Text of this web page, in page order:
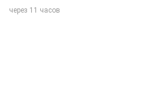
через 11 часов